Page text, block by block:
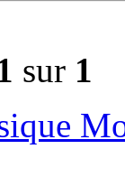
sur 1